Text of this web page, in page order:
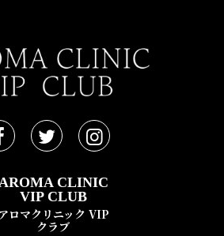
CLINIC
VIP CLUB
ロマクリニック VIP
クラブ